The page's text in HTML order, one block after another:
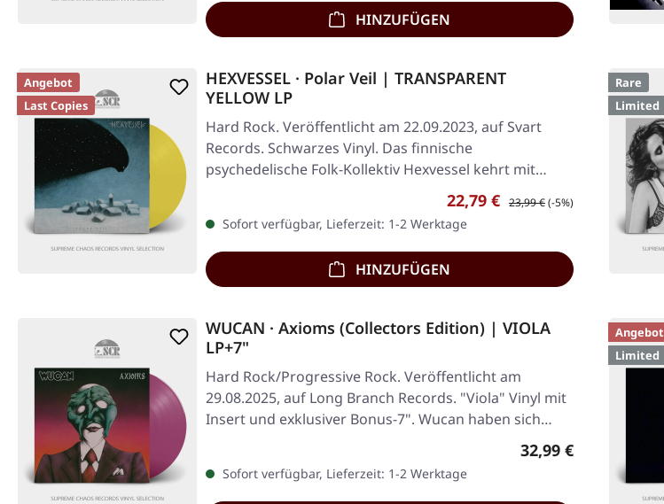
HINZUFÜGEN
Angebot
Last Copies
HEXVESSEL · Polar Veil | TRANSPARENT
YELLOW LP
Hard Rock. Veröffentlicht am 22.09.2023, auf Svart
Records. Schwarzes Vinyl. Das finnische
psychedelische Folk-Kollektiv Hexvessel kehrt mit
Verkaufspreis:
22,79 € Regulärer Preis:
23,99 €(-5%)
Sofort verfügbar, Lieferzeit: 1-2 Werktage
HINZUFÜGEN
Rare
Limited
WUCAN · Axioms (Collectors Edition) | VIOLA
LP+7"
Hard Rock/Progressive Rock. Veröffentlicht am
29.08.2025, auf Long Branch Records. "Viola" Vinyl mit
Insert und exklusiver Bonus-7". Wucan haben sich…
Regulärer Preis:
32,99 €
Sofort verfügbar, Lieferzeit: 1-2 Werktage
Angebot
Limited